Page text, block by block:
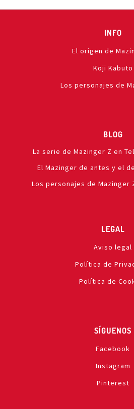
INFO
El origen de
Koji Kabuto
Los personajes de
BLOG
La serie de Mazinger Z en
El Mazinger de antes y el
Los personajes de Mazinger
LEGAL
Aviso legal
Política de
Política de
SÍGUENOS
Facebook
Instagram
Pinterest